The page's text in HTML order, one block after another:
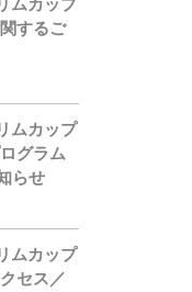
ムカップ
するご
ムカップ
グラム
らせ
ムカップ
セス／